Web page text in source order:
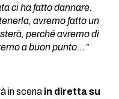
ci ha fatto dannare.
avremo fatto un
perché avremo di
a buon punto…”
in scena in diretta su